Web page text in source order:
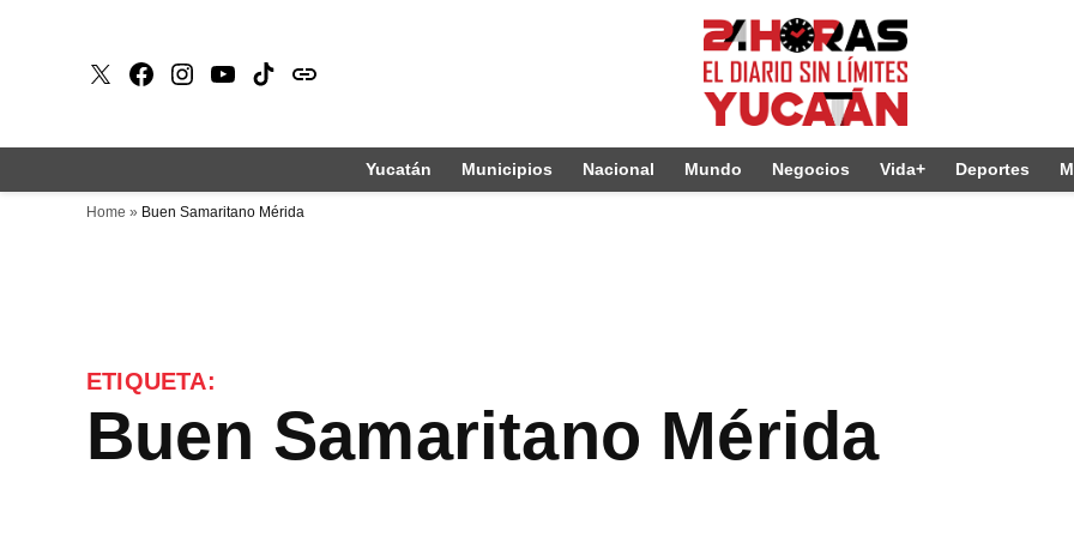
X Faceboook
Instagram
Youtube
Tiktokissuu
Yucatán Municipios Nacional Mundo Negocios Vida+ Deportes
Home » Buen Samaritano Mérida
ETIQUETA:
Buen Samaritano Mérida